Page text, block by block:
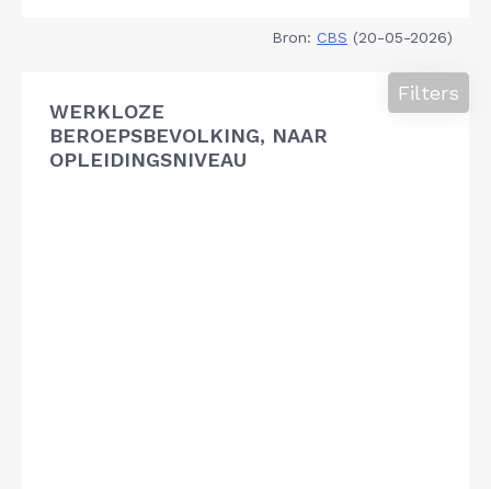
Bron: CBS (20-05-2026)
WERKLOZE
BEROEPSBEVOLKING, NAAR
OPLEIDINGSNIVEAU
Filters